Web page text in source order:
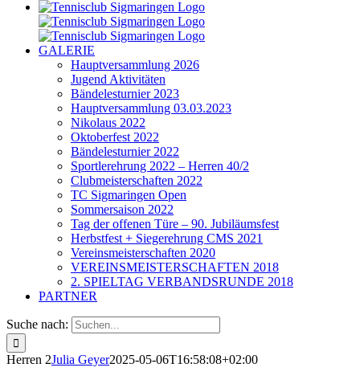
GALERIE
Hauptversammlung 2026
Jugend Aktivitäten
Bändelesturnier 2023
Hauptversammlung 03.03.2023
Nikolaus 2022
Oktoberfest 2022
Bändelesturnier 2022
Sportlerehrung 2022 – Herren 40/2
Clubmeisterschaften 2022
TC Sigmaringen Open
Sommersaison 2022
Tag der offenen Türe – 90. Jubiläumsfest
Herbstfest + Siegerehrung CMS 2021
Vereinsmeisterschaften 2020
VEREINSMEISTERSCHAFTEN 2018
2. SPIELTAG VERBANDSRUNDE 2018
PARTNER
Suche nach:
Herren 2Julia Geyer2025-05-06T16:58:08+02:00